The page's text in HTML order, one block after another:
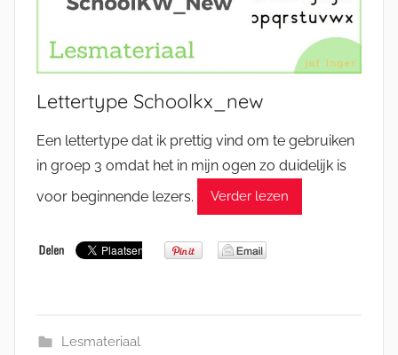
Lettertype Schoolkx_new
Een lettertype dat ik prettig vind om te gebruiken
in groep 3 omdat het in mijn ogen zo duidelijk is
voor beginnende lezers.
Verder lezen
Lesmateriaal